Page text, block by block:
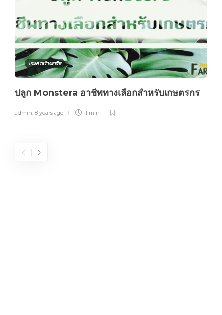
เกษตรสร้างอาชีพ
ปลูก Monstera อาชีพทางเลือกสำหรับเกษตรกร
admin, 8 years ago 1 min